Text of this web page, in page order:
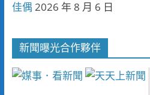
佳偶 2026 年 8 月 6 日
新聞曝光合作夥伴